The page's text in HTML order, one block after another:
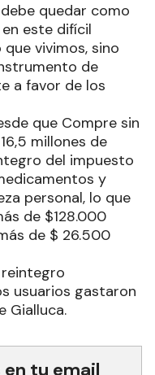
quedar como
este difícil
vivimos, sino
de
a favor de los
que Compre sin
millones de
del impuesto
y
personal, lo que
de $128.000
de $ 26.500
usuarios gastaron
Gialluca.
tu email